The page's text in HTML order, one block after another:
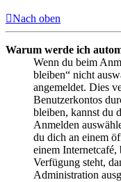
Nach oben
Warum werde ich
Wenn du beim
bleiben“ nicht
angemeldet. Dies
Benutzerkontos
bleiben, kannst du
Anmelden
du dich an einem
einem
Verfügung steht,
Administration